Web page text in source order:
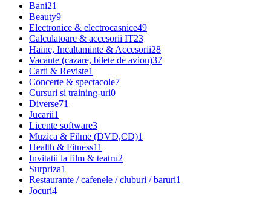
Bani21
Beauty9
Electronice & electrocasnice49
Calculatoare & accesorii IT23
Haine, Incaltaminte & Accesorii28
Vacante (cazare, bilete de avion)37
Carti & Reviste1
Concerte & spectacole7
Cursuri si training-uri0
Diverse71
Jucarii1
Licente software3
Muzica & Filme (DVD,CD)1
Health & Fitness11
Invitatii la film & teatru2
Surpriza1
Restaurante / cafenele / cluburi / baruri1
Jocuri4